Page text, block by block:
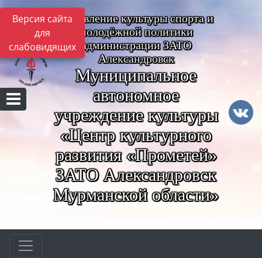
Версия сайта
для
слабовидящих
Управление культуры спорта и
молодёжной политики
администрации ЗАТО
Александровск
Муниципальное
автономное
учреждение культуры
«Центр культурного
развития «Прометей»
ЗАТО Александровск
Мурманской области»